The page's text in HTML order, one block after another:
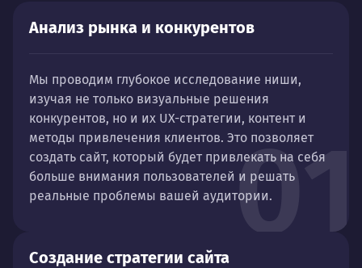
01
Анализ рынка и конкурентов
Мы проводим глубокое исследование ниши,
изучая не только визуальные решения
конкурентов, но и их UX-стратегии, контент и
методы привлечения клиентов. Это позволяет
создать сайт, который будет привлекать на себя
больше внимания пользователей и решать
реальные проблемы вашей аудитории.
Создание стратегии сайта